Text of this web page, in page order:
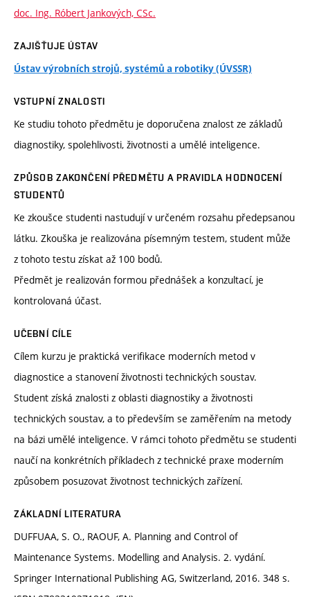
doc. Ing. Róbert Jankových, CSc.
ZAJIŠŤUJE ÚSTAV
Ústav výrobních strojů, systémů a robotiky (ÚVSSR)
VSTUPNÍ ZNALOSTI
Ke studiu tohoto předmětu je doporučena znalost ze základů
diagnostiky, spolehlivosti, životnosti a umělé inteligence.
ZPŮSOB ZAKONČENÍ PŘEDMĚTU A PRAVIDLA HODNOCENÍ
STUDENTŮ
Ke zkoušce studenti nastudují v určeném rozsahu předepsanou
látku. Zkouška je realizována písemným testem, student může
z tohoto testu získat až 100 bodů.
Předmět je realizován formou přednášek a konzultací, je
kontrolovaná účast.
UČEBNÍ CÍLE
Cílem kurzu je praktická verifikace moderních metod v
diagnostice a stanovení životnosti technických soustav.
Student získá znalosti z oblasti diagnostiky a životnosti
technických soustav, a to především se zaměřením na metody
na bázi umělé inteligence. V rámci tohoto předmětu se studenti
naučí na konkrétních příkladech z technické praxe moderním
způsobem posuzovat životnost technických zařízení.
ZÁKLADNÍ LITERATURA
DUFFUAA, S. O., RAOUF, A. Planning and Control of
Maintenance Systems. Modelling and Analysis. 2. vydání.
Springer International Publishing AG, Switzerland, 2016. 348 s.